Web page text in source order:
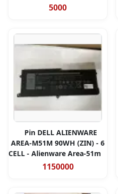
5000
Pin DELL ALIENWARE
AREA-M51M 90WH (ZIN) - 6
CELL - Alienware Area-51m
1150000